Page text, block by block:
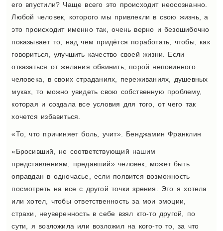
его впустили? Чаще всего это происходит неосознанно.
Любой человек, которого мы привлекли в свою жизнь, а
это происходит именно так, очень верно и безошибочно
показывает то, над чем придётся поработать, чтобы, как
говориться, улучшить качество своей жизни. Если
отказаться от желания обвинить, порой неповинного
человека, в своих страданиях, переживаниях, душевных
муках, то можно увидеть свою собственную проблему,
которая и создала все условия для того, от чего так
хочется избавиться.
«То, что причиняет боль, учит». Бенджамин Франклин
«Бросивший, не соответствующий нашим
представлениям, предавший» человек, может быть
оправдан в одночасье, если появится возможность
посмотреть на все с другой точки зрения. Это я хотела
или хотел, чтобы ответственность за мои эмоции,
страхи, неуверенность в себе взял кто-то другой, по
сути, я возложила или возложил на кого-то то, за что